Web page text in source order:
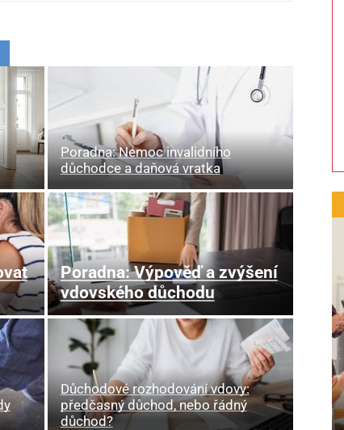
Poradna: Nemoc invalidního
důchodce a daňová vratka
Poradna: Výpověď a zvýšení
vdovského důchodu
Důchodové rozhodování vdovy:
předčasný důchod, nebo řádný
důchod?